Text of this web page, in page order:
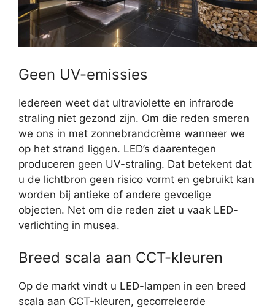
Geen UV-emissies
Iedereen weet dat ultraviolette en infrarode
straling niet gezond zijn. Om die reden smeren
we ons in met zonnebrandcrème wanneer we
op het strand liggen. LED’s daarentegen
produceren geen UV-straling. Dat betekent dat
u de lichtbron geen risico vormt en gebruikt kan
worden bij antieke of andere gevoelige
objecten. Net om die reden ziet u vaak LED-
verlichting in musea.
Breed scala aan CCT-kleuren
Op de markt vindt u LED-lampen in een breed
scala aan CCT-kleuren, gecorreleerde